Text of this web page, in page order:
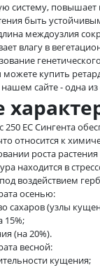
систему, повышает
быть
междоузлия
влагу в
купить
нашем сайте - одна
ЕС Сингента
относится к
роста
находится в
воздействием
осенью:
сахаров (узлы
15%;
(на 20%).
весной:
кущения;